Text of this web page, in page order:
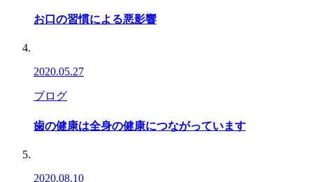
お口の習慣による悪影響
2020.05.27
ブログ
歯の健康は全身の健康につながっています
2020.08.10